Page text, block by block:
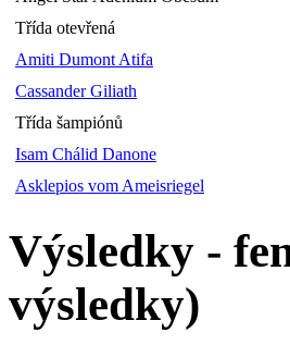
Třída otevřená
Amiti Dumont Atifa
Cassander Giliath
Třída šampiónů
Isam Chálid Danone
Asklepios vom Ameisriegel
Výsledky -
výsledky)